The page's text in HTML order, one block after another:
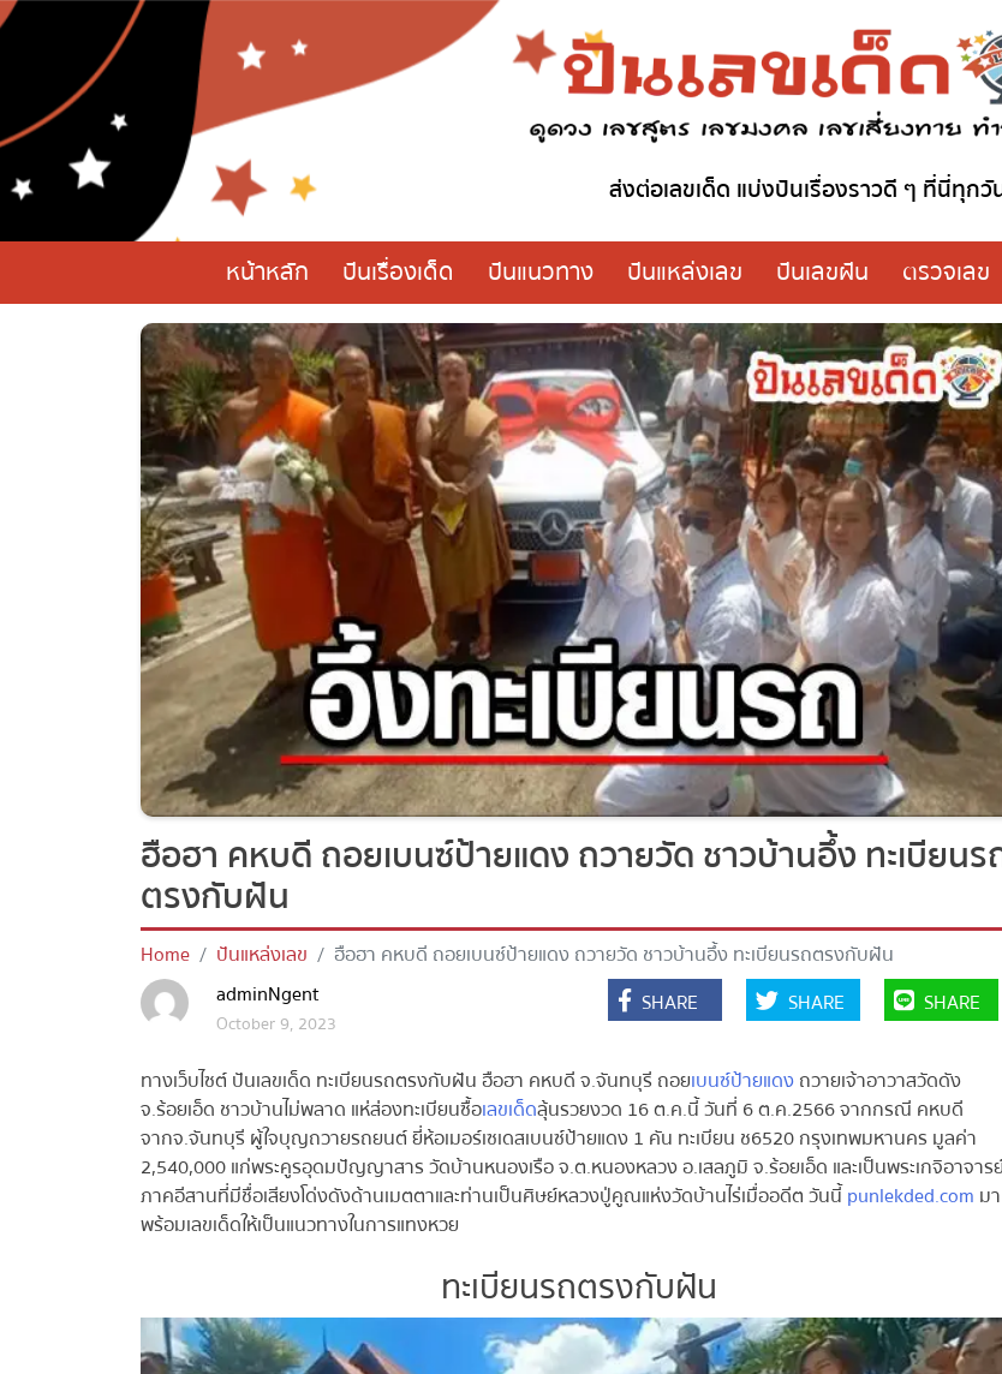
ส่งต่อเลขเด็ด แบ่งปันเรื่องราวดี ๆ ที่นี่ทุกวัน
หน้าหลัก ปันเรื่องเด็ด ปันแนวทาง ปันแหล่งเลข ปันเลขฝัน ตรวจเลข
ฮือฮา คหบดี ถอยเบนซ์ป้ายแดง ถวายวัด ชาวบ้านอึ้ง ทะเบียนรถ
ตรงกับฝัน
Home ปันแหล่งเลข
ฮือฮา คหบดี ถอยเบนซ์ป้ายแดง ถวายวัด ชาวบ้านอึ้ง ทะเบียนรถตรงกับฝัน
adminNgent
October 9, 2023
SHARE SHARE SHARE
ทางเว็บไซต์ ปันเลขเด็ด ทะเบียนรถตรงกับฝัน ฮือฮา คหบดี จ.จันทบุรี ถอยเบนซ์ป้ายแดงถวายเจ้าอาวาสวัดดัง
จ.ร้อยเอ็ด ชาวบ้านไม่พลาด แห่ส่องทะเบียนซื้อเลขเด็ดลุ้นรวยงวด 16 ต.ค.นี้ วันที่ 6 ต.ค.2566 จากกรณี คหบดี
จากจ.จันทบุรี ผู้ใจบุญถวายรถยนต์ ยี่ห้อเมอร์เซเดสเบนซ์ป้ายแดง 1 คัน ทะเบียน ช6520 กรุงเทพมหานคร มูลค่า
2,540,000 แก่พระคูรอุดมปัญญาสาร วัดบ้านหนองเรือ จ.ต.หนองหลวง อ.เสลภูมิ จ.ร้อยเอ็ด และเป็นพระเกจิอาจารย์
ภาคอีสานที่มีชื่อเสียงโด่งดังด้านเมตตาและท่านเป็นศิษย์หลวงปู่คูณแห่งวัดบ้านไร่เมื่ออดีต วันนี้punlekded.comมา
พร้อมเลขเด็ดให้เป็นแนวทางในการแทงหวย
ทะเบียนรถตรงกับฝัน